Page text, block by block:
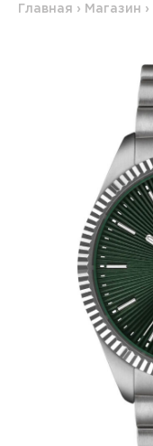
Главная › Магазин ›